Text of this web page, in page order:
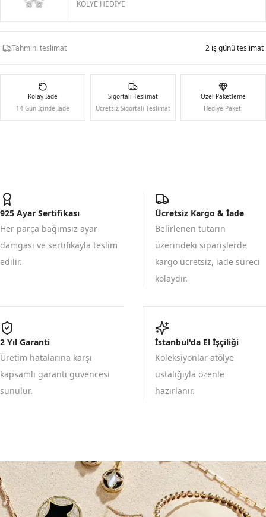
KOLYE HEDİYE
Tahmini teslimat 2 iş günü teslimat
Kolay İade
14 Gün İçinde İade
Sigortalı Teslimat
Ücretsiz Sigortalı Teslimat
Özel Paketleme
Hediye Paketi
925 Ayar Sertifikası
Her parça bağımsız ayar
damgası ve sertifikayla teslim
edilir.
Ücretsiz Kargo & İade
Belirlenen tutarın
üzerindeki siparişlerde
kargo ücretsiz, iade süreci
kolaydır.
2 Yıl Garanti
Üretim hatalarına karşı
kapsamlı garanti güvencesi
sunulur.
İstanbul'da El İşçiliği
Koleksiyonlar atölye
ustalığıyla özenle
hazırlanır.